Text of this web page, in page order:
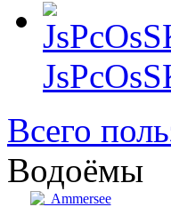
Всего
Водоёмы
Ammersee